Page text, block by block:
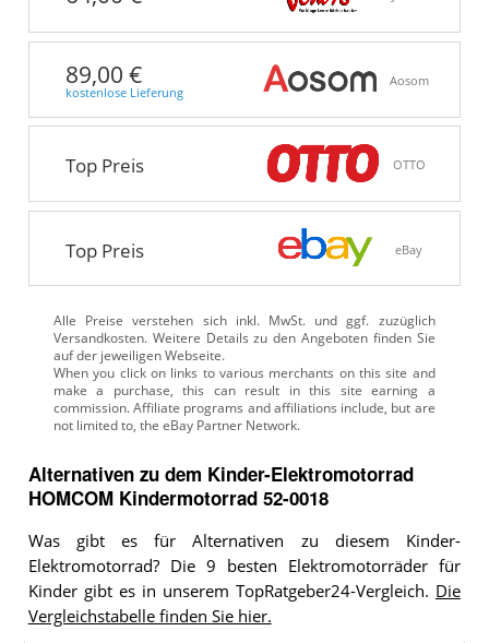
89,00 €
kostenlose Lieferung
Aosom
Top Preis OTTO
Top Preis eBay
Alle Preise verstehen sich inkl. MwSt. und ggf. zuzüglich
Versandkosten. Weitere Details zu den Angeboten finden Sie
auf der jeweiligen Webseite.
Alternativen zu dem Kinder-Elektromotorrad
HOMCOM Kindermotorrad 52-0018
Was gibt es für Alternativen zu diesem Kinder-
Elektromotorrad? Die 9 besten Elektromotorräder für
Kinder gibt es in unserem TopRatgeber24-Vergleich. Die
Vergleichstabelle finden Sie hier.